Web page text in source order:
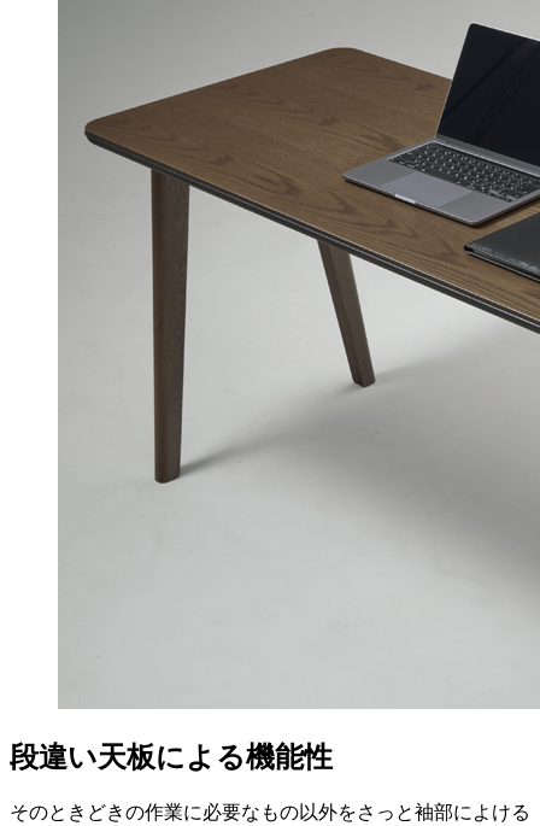
段違い天板による機能性
そのときどきの作業に必要なもの以外をさっと袖部によける